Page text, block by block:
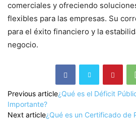
comerciales y ofreciendo
flexibles para las empresas. Su
para el éxito financiero y la
negocio.
Previous article¿Qué es el Déficit
Importante?
Next article¿Qué es un Certificado de